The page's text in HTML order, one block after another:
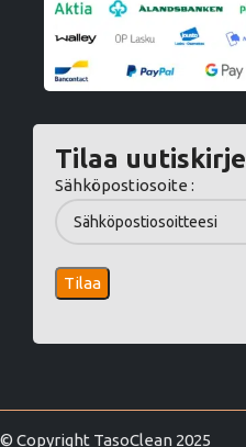
Tilaa uutiskirje
Sähköpostiosoite :
© Copyright TasoClean 2025